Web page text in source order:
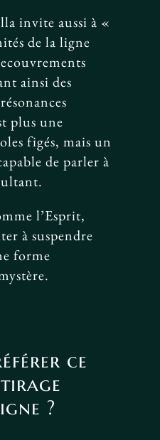
invite aussi à «
de la ligne
ainsi des
plus une
figés, mais un
de parler à
l’Esprit,
à suspendre
forme
ce
?